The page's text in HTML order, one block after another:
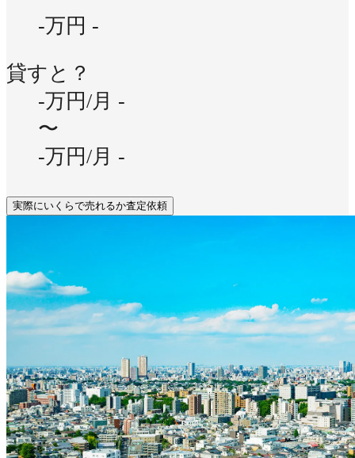
-万円 -
貸すと？
-万円/月 -
〜
-万円/月 -
実際にいくらで売れるか査定依頼